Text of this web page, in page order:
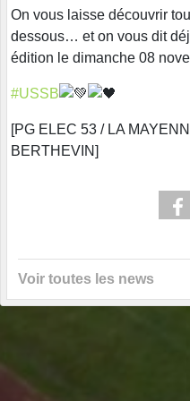
On vous laisse découvrir
dessous… et on vous dit
édition le dimanche 08
#USSB
[PG ELEC 53 / LA
BERTHEVIN]
Voir toutes les news